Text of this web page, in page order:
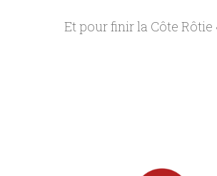
Et pour finir la Côte